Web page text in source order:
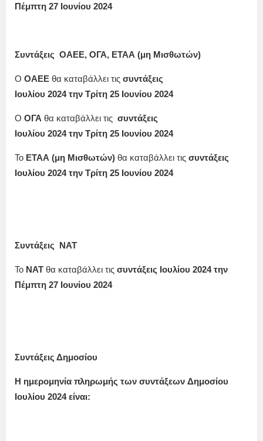
Πέμπτη 27 Ιουνίου 2024
Συντάξεις ΟΑΕΕ, ΟΓΑ, ΕΤΑΑ (μη Μισθωτών)
Ο ΟΑΕΕ θα καταβάλλει τις συντάξεις
Ιουλίου 2024την Τρίτη 25 Ιουνίου 2024
Ο ΟΓΑ θα καταβάλλει τις συντάξεις
Ιουλίου 2024 την Τρίτη 25 Ιουνίου 2024
Το ΕΤΑΑ (μη Μισθωτών) θα καταβάλλει τις συντάξεις
Ιουλίου 2024 την Τρίτη 25 Ιουνίου 2024
Συντάξεις ΝΑΤ
Το ΝΑΤ θα καταβάλλει τις συντάξεις Ιουλίου 2024την
Πέμπτη 27 Ιουνίου 2024
Συντάξεις Δημοσίου
Η ημερομηνία πληρωμής των συντάξεων Δημοσίου
Ιουλίου 2024 είναι: